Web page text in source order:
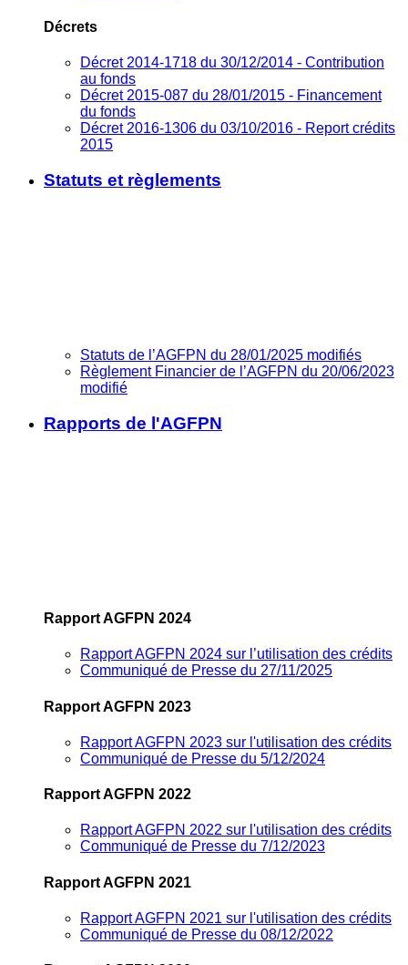
Décrets
Décret 2014-1718 du 30/12/2014 - Contribution
au fonds
Décret 2015-087 du 28/01/2015 - Financement
du fonds
Décret 2016-1306 du 03/10/2016 - Report crédits
2015
Statuts et règlements
Statuts de l’AGFPN du 28/01/2025 modifiés
Règlement Financier de l’AGFPN du 20/06/2023
modifié
Rapports de l'AGFPN
Rapport AGFPN 2024
Rapport AGFPN 2024 sur l’utilisation des crédits
Communiqué de Presse du 27/11/2025
Rapport AGFPN 2023
Rapport AGFPN 2023 sur l'utilisation des crédits
Communiqué de Presse du 5/12/2024
Rapport AGFPN 2022
Rapport AGFPN 2022 sur l'utilisation des crédits
Communiqué de Presse du 7/12/2023
Rapport AGFPN 2021
Rapport AGFPN 2021 sur l'utilisation des crédits
Communiqué de Presse du 08/12/2022